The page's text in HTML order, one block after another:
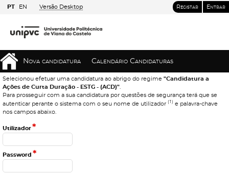
PT EN Versão Desktop Registar Entrar
Nova candidatura Calendário Candidaturas
Selecionou efetuar uma candidatura ao abrigo do regime "Candidatura a
Ações de Curta Duração - ESTG - (ACD)"
Para prosseguir com a sua candidatura por questões de segurança terá que se
autenticar perante o sistema com o seu nome de utilizador (1) e palavra-chave
nos campos abaixo.
Utilizador*
Password *